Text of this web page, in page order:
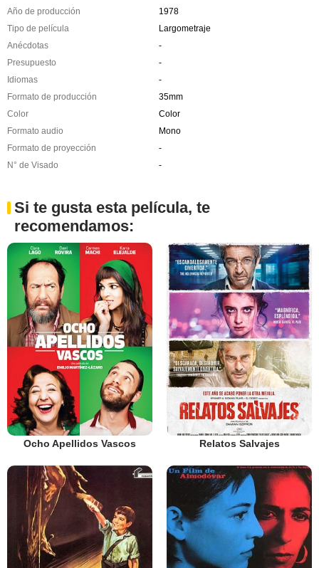
Año de producción
1978
Tipo de película
Largometraje
Anécdotas
-
Presupuesto
-
Idiomas
-
Formato de producción
35mm
Color
Color
Formato audio
Mono
Formato de proyección
-
N° de Visado
-
Si te gusta esta película, te
recomendamos:
Ocho Apellidos Vascos Relatos Salvajes